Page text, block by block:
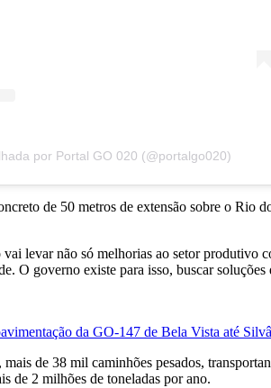
por Portal GO 020 (@portalgo020)
de 50 metros de extensão sobre o Rio
levar não só melhorias ao setor produtivo
O governo existe para isso, buscar
da GO-147 de Bela Vista até
de 38 mil caminhões pesados,
de 2 milhões de toneladas por ano.